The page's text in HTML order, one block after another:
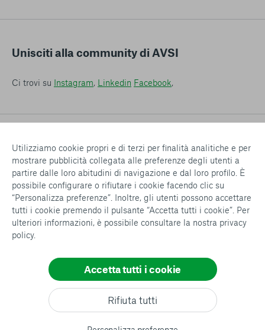
Utilizziamo cookie propri e di terzi per finalità analitiche e per
mostrare pubblicità collegata alle preferenze degli utenti a
partire dalle loro abitudini di navigazione e dal loro profilo. È
possibile configurare o rifiutare i cookie facendo clic su
“Personalizza preferenze”. Inoltre, gli utenti possono accettare
tutti i cookie premendo il pulsante “Accetta tutti i cookie”. Per
ulteriori informazioni, è possibile consultare la nostra privacy
policy.
Rifiuta tutti
Accetta tutti i cookie
Consenti tutti
Unisciti alla community di AVSI
Ci trovi su Instagram, Linkedin Facebook,
Fondazione AVSI – ETS
Osc iscritta all’Elenco delle Organizzazioni della Società
Civile secondo decreto AICS n. 2016/337/000143/0 del
4/4/2016 – C.F. 81017180407